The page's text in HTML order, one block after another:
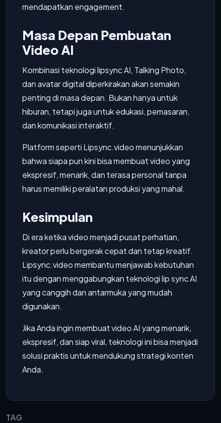
mendapatkan engagement.
Masa Depan Pembuatan
Video AI
Kombinasi teknologi lipsync AI, Talking Photo,
dan avatar digital diperkirakan akan semakin
penting di masa depan. Bukan hanya untuk
hiburan, tetapi juga untuk edukasi, pemasaran,
dan komunikasi interaktif.
Platform seperti Lipsync.video menunjukkan
bahwa siapa pun kini bisa membuat video yang
ekspresif, menarik, dan terasa personal tanpa
harus memiliki peralatan produksi yang mahal.
Kesimpulan
Di era ketika video menjadi pusat perhatian,
kreator perlu bergerak cepat dan tetap kreatif.
Lipsync.video membantu menjawab kebutuhan
itu dengan menggabungkan teknologi lip sync AI
yang canggih dan antarmuka yang mudah
digunakan.
Jika Anda ingin membuat video AI yang menarik,
ekspresif, dan siap viral, teknologi ini bisa menjadi
solusi praktis untuk mendukung strategi konten
Anda.
TAG